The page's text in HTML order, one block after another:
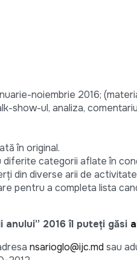
noiembrie 2016;
show-ul, analiza,
în original.
categorii aflate în
din diverse arii de
pentru a completa lista
2016 îl puteți găsi
nsarioglo@ijc.md sau